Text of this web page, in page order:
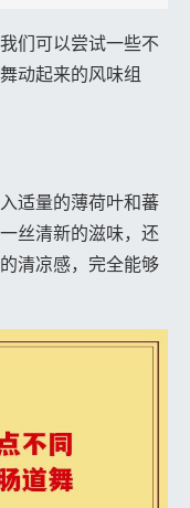
们可以尝试一些不
动起来的风味组
适量的薄荷叶和蕃
丝清新的滋味，还
清凉感，完全能够